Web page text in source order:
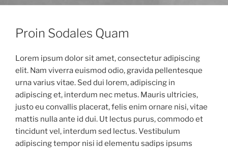
Proin Sodales Quam
Lorem ipsum dolor sit amet, consectetur adipiscing
elit. Nam viverra euismod odio, gravida pellentesque
urna varius vitae. Sed dui lorem, adipiscing in
adipiscing et, interdum nec metus. Mauris ultricies,
justo eu convallis placerat, felis enim ornare nisi, vitae
mattis nulla ante id dui. Ut lectus purus, commodo et
tincidunt vel, interdum sed lectus. Vestibulum
adipiscing tempor nisi id elementu sadips ipsums